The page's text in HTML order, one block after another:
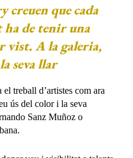
que cada
de tenir una
vist. A la galeria,
seva llar
treball d’artistes com ara
ús del color i la seva
Sanz Muñoz o